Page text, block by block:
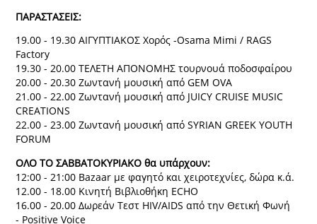
ΠΑΡΑΣΤΑΣΕΙΣ:
19.00 - 19.30 ΑΙΓΥΠΤΙΑΚΟΣ Χορός -Osama Mimi / RAGS
Factory
19.30 - 20.00 ΤΕΛΕΤΗ ΑΠΟΝΟΜΗΣ τουρνουά ποδοσφαίρου
20.00 - 20.30 Ζωντανή μουσική από GEM OVA
21.00 - 22.00 Ζωντανή μουσική από JUICY CRUISE MUSIC
CREATIONS
22.00 - 23.00 Ζωντανή μουσική από SYRIAN GREEK YOUTH
FORUM
ΟΛΟ ΤΟ ΣΑΒΒΑΤΟΚΥΡΙΑΚΟ θα υπάρχουν:
12:00 - 21:00 Bazaar με φαγητό και χειροτεχνίες, δώρα κ.ά.
12.00 - 18.00 Κινητή Βιβλιοθήκη ECHO
16.00 - 20.00 Δωρεάν Τεστ HIV/AIDS από την Θετική Φωνή
- Positive Voice